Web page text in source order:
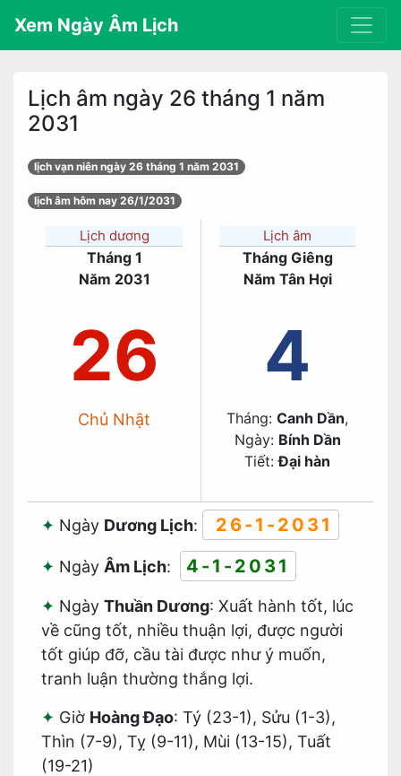
Xem Ngày Âm Lịch
Lịch âm ngày 26 tháng 1 năm
2031
lịch vạn niên ngày 26 tháng 1 năm 2031
lịch âm hôm nay 26/1/2031
Lịch dương
Tháng 1
Năm 2031
26
Chủ Nhật
Lịch âm
Tháng Giêng
Năm Tân Hợi
4
Tháng: Canh Dần,
Ngày: Bính Dần
Tiết:Đại hàn
Ngày Dương Lịch: 26-1-2031
Ngày Âm Lịch: 4-1-2031
Ngày Thuần Dương: Xuất hành tốt, lúc
về cũng tốt, nhiều thuận lợi, được người
tốt giúp đỡ, cầu tài được như ý muốn,
tranh luận thường thắng lợi.
Giờ Hoàng Đạo: Tý (23-1), Sửu (1-3),
Thìn (7-9), Tỵ (9-11), Mùi (13-15), Tuất
(19-21)